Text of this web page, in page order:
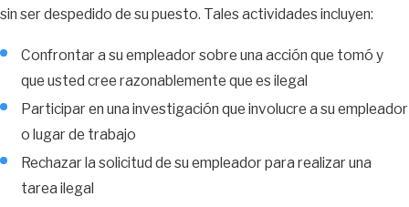
sin ser despedido de su puesto. Tales actividades incluyen:
Confrontar a su empleador sobre una acción que tomó y
que usted cree razonablemente que es ilegal
Participar en una investigación que involucre a su empleador
o lugar de trabajo
Rechazar la solicitud de su empleador para realizar una
tarea ilegal